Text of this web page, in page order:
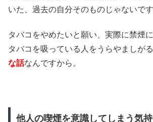
いた、過去の自分そのものじゃないです
タバコをやめたいと願い、実際に禁煙
タバコを吸っている人をうらやましがる
な話なんですから。
他人の喫煙を意識してしまう気